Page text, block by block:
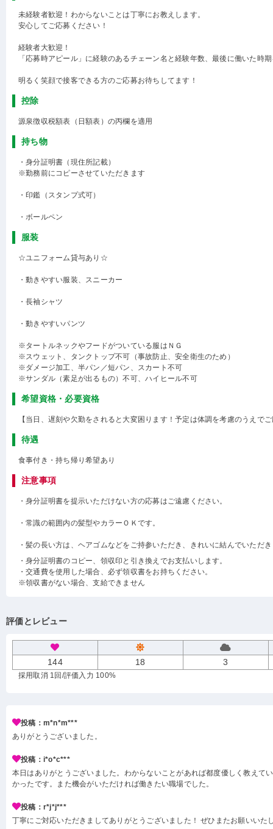
未経験者歓迎！わからないことは丁寧にお教えします。
安心してご応募ください！
経験者大歓迎！
「応募時アピール」に経験のあるチェーン名と経験年数、最後に働いた時
明るく笑顔で接客できる方のご応募お待ちしてます！
控除
源泉徴収税額表（日額表）の丙欄を適用
持ち物
・身分証明書（現住所記載）
※勤務前にコピーさせていただきます
・印鑑（スタンプ式可）
・ボールペン
服装
☆ユニフォーム貸与あり☆
・動きやすい服装、スニーカー
・長袖シャツ
・動きやすいパンツ
※タートルネックやフードがついている服はＮＧ
※スウェット、タンクトップ不可（事故防止、安全衛生のため）
※ダメージ加工、半パン／短パン、スカート不可
※サンダル（素足が出るもの）不可、ハイヒール不可
希望資格・必要資格
【当日、遅刻や欠勤をされると大変困ります！予定は体調を考慮のうえで
待遇
食事付き・持ち帰り希望あり
注意事項
・身分証明書を提示いただけない方の応募はご遠慮ください。
・常識の範囲内の髪型やカラーＯＫです。
・髪の長い方は、ヘアゴムなどをご持参いただき、きれいに結んでいただ
・身分証明書のコピー、領収印と引き換えでお支払いします。
・交通費を使用した場合、必ず領収書をお持ちください。
※領収書がない場合、支給できません
評価とレビュー
144 18 3
採用取消 1回 /評価入力 100%
投稿：m*n*m***
ありがとうございました。
投稿：i*o*c***
本日はありがとうございました。わからないことがあれば都度優しく教えて
かったです。また機会がいただければ働きたい職場でした。
投稿：r*j*j***
丁寧にご対応いただきましてありがとうございました！ ぜひまたお願いいた